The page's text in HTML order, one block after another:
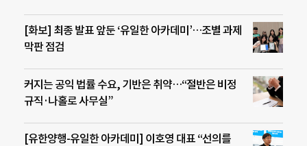
[화보] 최종 발표 앞둔 ‘유일한 아카데미’…조별 과제
막판 점검
커지는 공익 법률 수요, 기반은 취약…“절반은 비정
규직·나홀로 사무실”
[유한양행-유일한 아카데미] 이호영 대표 “선의를